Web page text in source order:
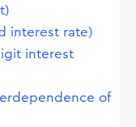
interest rate)
interest
of